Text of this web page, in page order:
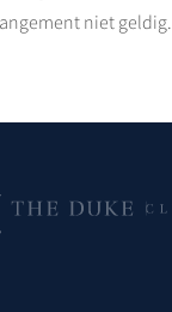
niet geldig.